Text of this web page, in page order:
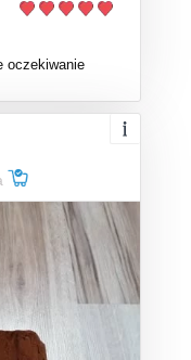
oczekiwanie